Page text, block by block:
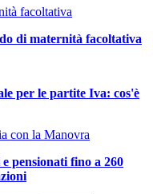
di maternità facoltativa
per le partite Iva: cos'è
pensionati fino a 260